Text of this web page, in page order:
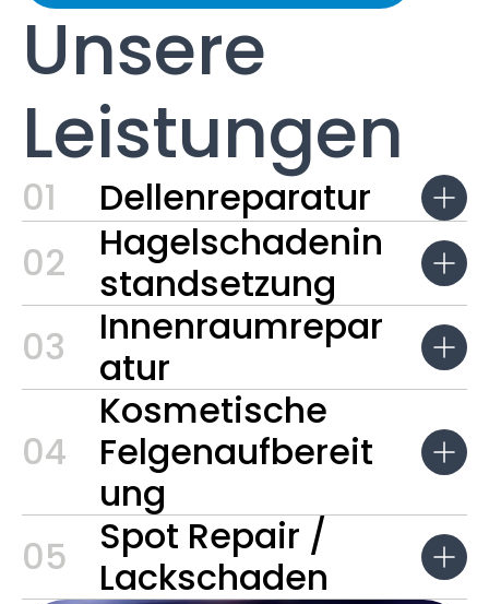
Unsere
Leistungen
01
Dellenreparatur
02
Hagelschadenin
standsetzung
03
Innenraumrepar
atur
04
Kosmetische
Felgenaufbereit
ung
05
Spot Repair /
Lackschaden